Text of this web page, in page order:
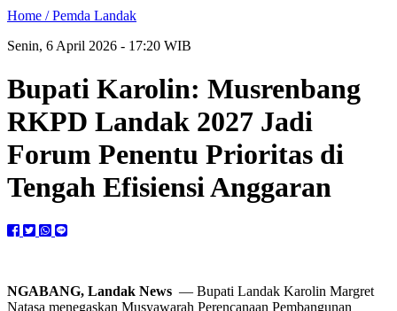
Home /Pemda Landak
Senin, 6 April 2026 - 17:20 WIB
Bupati Karolin: Musrenbang
RKPD Landak 2027 Jadi
Forum Penentu Prioritas di
Tengah Efisiensi Anggaran
NGABANG, Landak News — Bupati Landak Karolin Margret
Natasa menegaskan Musyawarah Perencanaan Pembangunan